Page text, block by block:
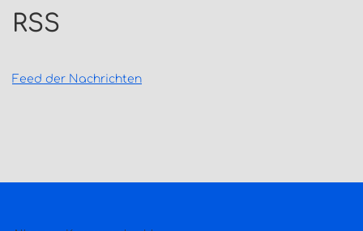
RSS
Feed der Nachrichten